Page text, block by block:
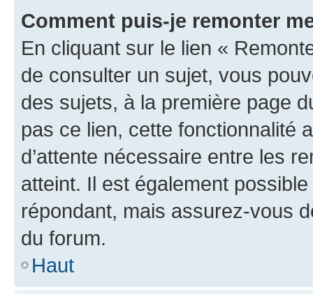
Comment puis-je remonter
En cliquant sur le lien «
de consulter un sujet, vous
des sujets, à la première page
pas ce lien, cette fonctionnalité
d’attente nécessaire entre les
atteint. Il est également
répondant, mais assurez-vous
du forum.
Haut